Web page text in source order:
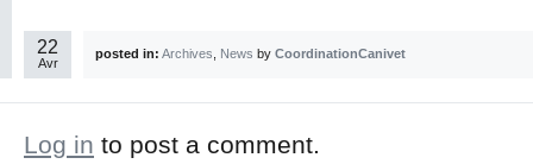
22
Avr
posted in: Archives News by CoordinationCanivet
Log in to post a comment.